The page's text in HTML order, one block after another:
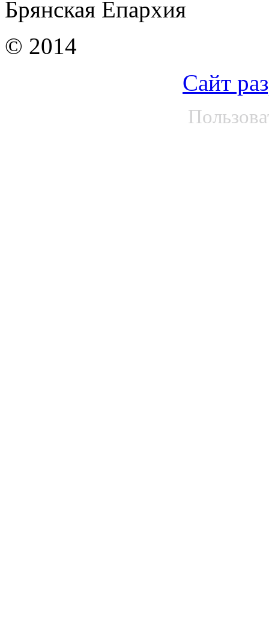
Брянская Епархия
© 2014
Сайт